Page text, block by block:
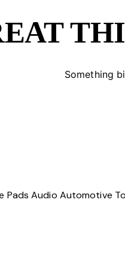
Something
Pads Audio Automotive